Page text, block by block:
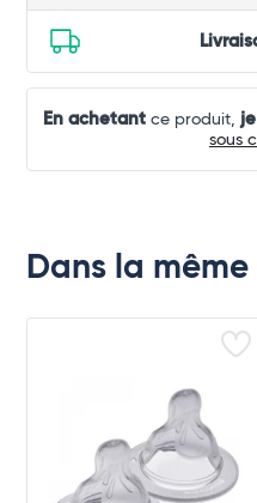
En achetantce produit,
sous
Dans la